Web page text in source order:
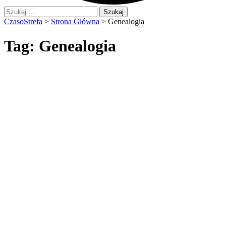
Szukaj:
CzasoStrefa > Strona Główna > Genealogia
Tag: Genealogia